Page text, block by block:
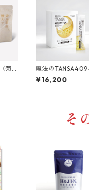
菊
魔法のTANSA409
センス
¥16,200
そ